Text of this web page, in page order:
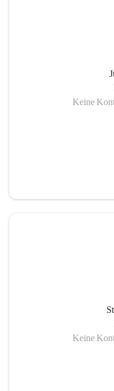
Keine
Keine